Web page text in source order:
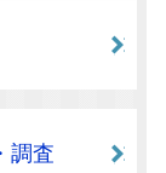
調査